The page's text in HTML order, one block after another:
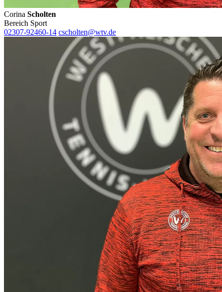
Corina Scholten
Bereich Sport
02307-92460-14 cscholten@wtv.de